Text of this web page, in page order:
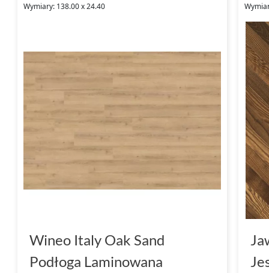
Wymiary: 138.00 x 24.40
Wineo Italy Oak Sand
Podłoga Laminowana